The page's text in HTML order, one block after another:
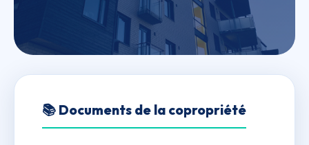
Groupe rue Delage
📚 Documents de la copropriété